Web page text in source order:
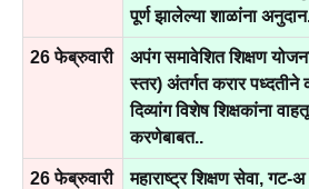
पूर्ण झालेल्या शाळांना
26 फेब्रुवारी
अपंग समावेशित शिक्षण
स्तर) अंतर्गत करार पध्दतीने
दिव्यांग विशेष शिक्षकांना
करणेबाबत..
26 फेब्रुवारी
महाराष्ट्र शिक्षण सेवा, गट-